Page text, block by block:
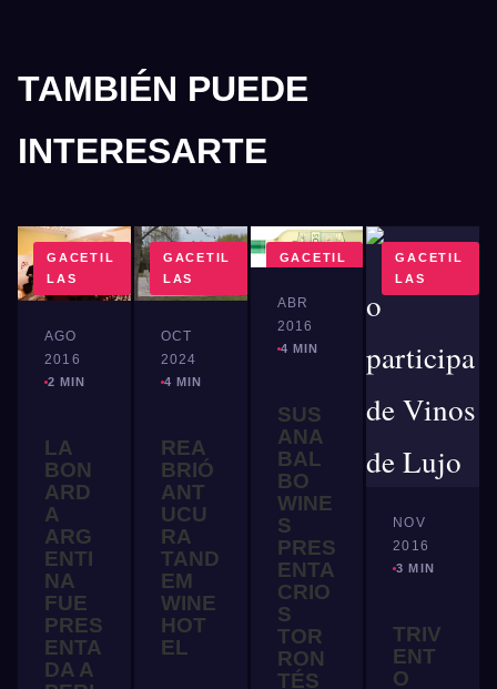
TAMBIÉN PUEDE
INTERESARTE
GACETIL
LAS
AGO
2016
2 MIN
LA
BON
ARD
A
ARG
ENTI
NA
FUE
PRES
ENTA
DA A
GACETIL
LAS
OCT
2024
4 MIN
REA
BRIÓ
ANT
UCU
RA
TAND
EM
WINE
HOT
EL
GACETIL
ABR
2016
4 MIN
SUS
ANA
BAL
BO
WINE
S
PRES
ENTA
CRIO
S
TOR
RON
TÉS
GACETIL
LAS
NOV
2016
3 MIN
TRIV
ENT
O